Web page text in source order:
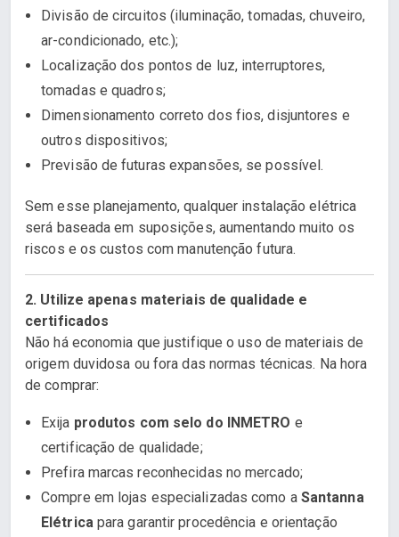
Divisão de circuitos (iluminação, tomadas, chuveiro,
ar-condicionado, etc.);
Localização dos pontos de luz, interruptores,
tomadas e quadros;
Dimensionamento correto dos fios, disjuntores e
outros dispositivos;
Previsão de futuras expansões, se possível.
Sem esse planejamento, qualquer instalação elétrica
será baseada em suposições, aumentando muito os
riscos e os custos com manutenção futura.
2. Utilize apenas materiais de qualidade e
certificados
Não há economia que justifique o uso de materiais de
origem duvidosa ou fora das normas técnicas. Na hora
de comprar:
Exija produtos com selo do INMETRO e
certificação de qualidade;
Prefira marcas reconhecidas no mercado;
Compre em lojas especializadas como a Santanna
Elétrica para garantir procedência e orientação